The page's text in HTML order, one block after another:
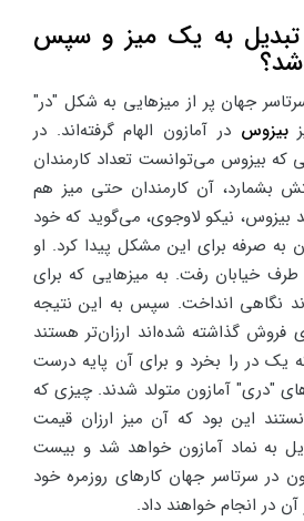
به یک میز و سپس
شد؟
سرتاسر جهان پر از میزهایی به شکل "در"
بیزوس در آمازون الهام گرفته‌اند. در
سال 1995، زمانی که بیزوس می‌توانست تعداد کارمندان
بشمارد، آن کارمندان حتی میز هم
بیزوس، نیکو لاوجوی، می‌گوید که خود
صرفه برای این مشکل پیدا کرد. او
طرف خیابان رفت. به میزهایی که برای
نگاهی انداخت. سپس به این نتیجه
فروش گذاشته شده‌اند ارزان‌تر هستند
یک در را بخرد و برای آن پایه درست
"دری" آمازون متولد شدند. چیزی که
این بود که آن میز ارزان قیمت
به نماد آمازون خواهد شد و بیست
در سرتاسر جهان کارهای روزمره خود
در انجام خواهند داد.